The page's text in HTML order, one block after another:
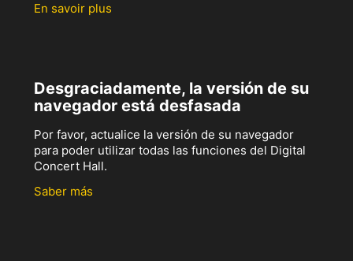
En savoir plus
Desgraciadamente, la versión de su
navegador está desfasada
Por favor, actualice la versión de su navegador
para poder utilizar todas las funciones del Digital
Concert Hall.
Saber más